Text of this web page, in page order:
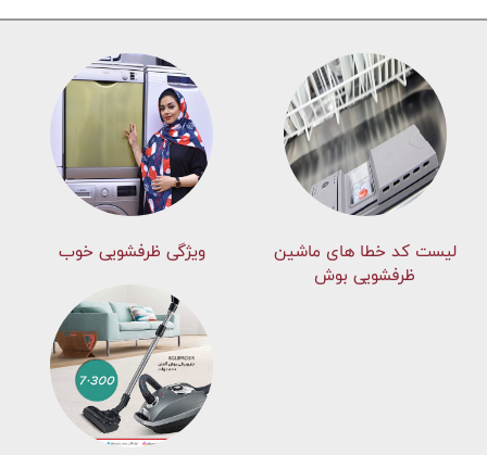
لیست کد خطا های ماشين
ظرفشویی بوش
ویژگی ظرفشویی خوب